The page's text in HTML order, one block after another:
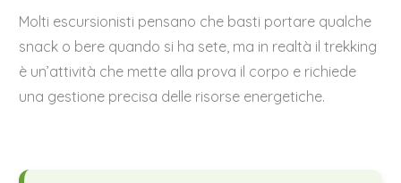
Molti escursionisti pensano che basti portare qualche
snack o bere quando si ha sete, ma in realtà il trekking
è un’attività che mette alla prova il corpo e richiede
una gestione precisa delle risorse energetiche.